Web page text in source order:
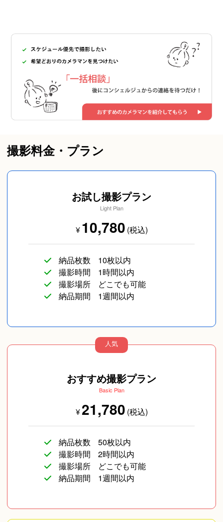
撮影料金・プラン
お試し撮影プラン
Light Plan
¥10,780 (税込)
納品枚数
10枚以内
撮影時間
1時間以内
撮影場所
どこでも可能
納品期間
1週間以内
人気
おすすめ撮影プラン
Basic Plan
¥21,780 (税込)
納品枚数
50枚以内
撮影時間
2時間以内
撮影場所
どこでも可能
納品期間
1週間以内